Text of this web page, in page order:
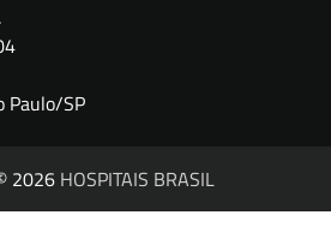
Paulo/SP
2026 HOSPITAIS BRASIL